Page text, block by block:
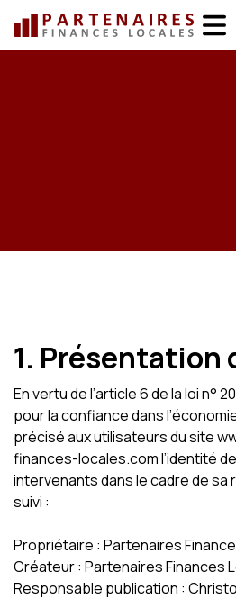
1. Présentation
En vertu de l’article 6 de la loi n°
pour la confiance dans
précisé aux utilisateurs du site
finances-locales.com l’identité
intervenants dans le cadre de sa
suivi :
Propriétaire : Partenaires
Créateur : Partenaires Finances
Responsable publication :